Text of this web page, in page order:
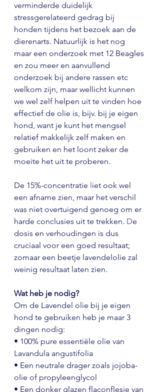
verminderde duidelijk
stressgerelateerd gedrag bij
honden tijdens het bezoek aan de
dierenarts. Natuurlijk is het nog
maar een onderzoek met 12 Beagles
en zou meer en aanvullend
onderzoek bij andere rassen etc
welkom zijn, maar wellicht kunnen
we wel zelf helpen uit te vinden hoe
effectief de olie is, bijv. bij je eigen
hond, want je kunt het mengsel
relatief makkelijk zelf maken en
gebruiken en het loont zeker de
moeite het uit te proberen.
De 15%-concentratie liet ook wel
een afname zien, maar het verschil
was niet overtuigend genoeg om er
harde conclusies uit te trekken. De
dosis en verhoudingen is dus
cruciaal voor een goed resultaat;
zomaar een beetje lavendelolie zal
weinig resultaat laten zien.
Wat heb je nodig?
Om de Lavendel olie bij je eigen
hond te gebruiken heb je maar 3
dingen nodig:
• 100% pure essentiële olie van
Lavandula angustifolia
• Een neutrale drager zoals jojoba-
olie of propyleenglycol
• Een donker glazen flaconflesje van